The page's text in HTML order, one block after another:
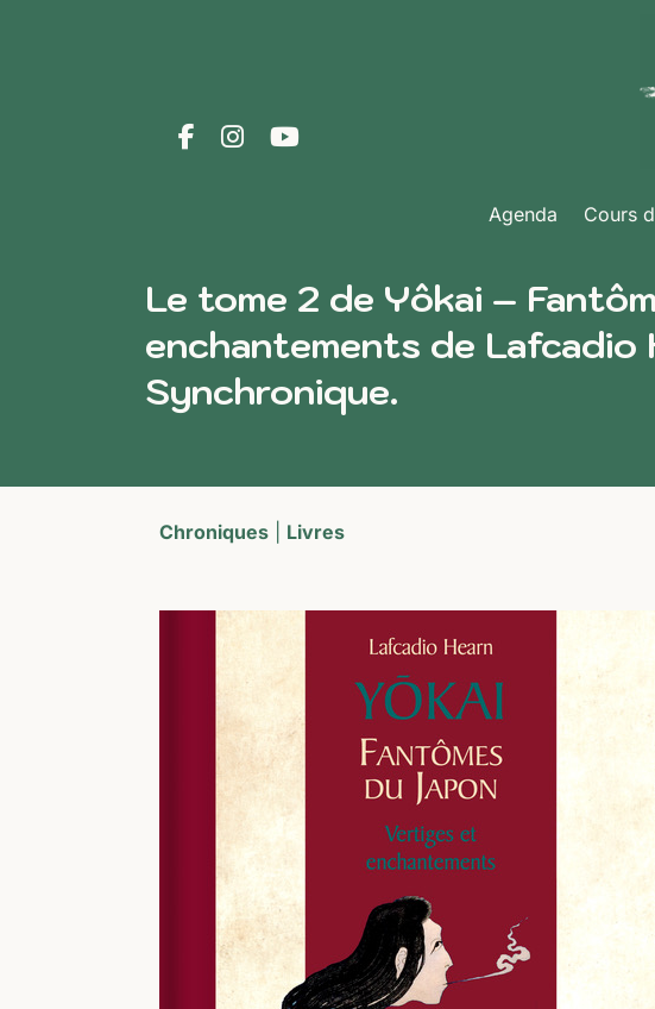
Agenda Cours
Le tome 2 de Yôkai –
enchantements de
Synchronique.
Chroniques Livres